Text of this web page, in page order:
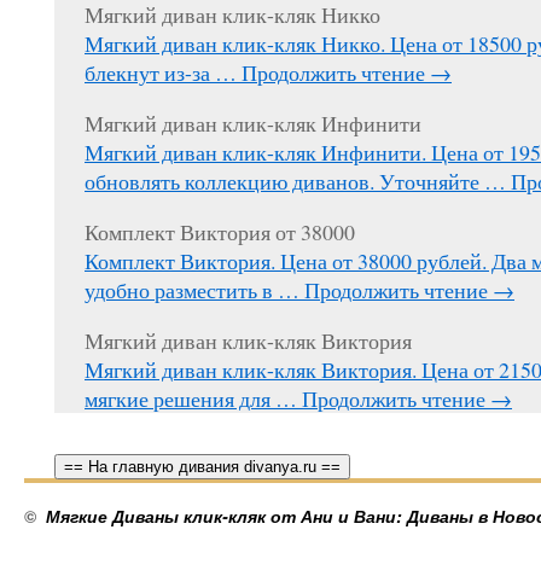
Мягкий диван клик-кляк Никко
Мягкий диван клик-кляк Никко. Цена от 18500
блекнут из-за … Продолжить чтение →
Мягкий диван клик-кляк Инфинити
Мягкий диван клик-кляк Инфинити. Цена от
обновлять коллекцию диванов. Уточняйте …
Комплект Виктория от 38000
Комплект Виктория. Цена от 38000 рублей. Два
удобно разместить в … Продолжить чтение →
Мягкий диван клик-кляк Виктория
Мягкий диван клик-кляк Виктория. Цена от
мягкие решения для … Продолжить чтение →
== На главную дивания divanya.ru ==
© Мягкие Диваны клик-кляк от Ани и Вани: Диваны в